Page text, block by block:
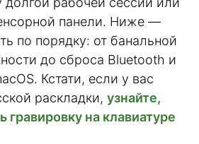
панели. Ниже —
по порядку: от банальной
до сброса Bluetooth и
Кстати, если у вас
раскладки, узнайте,
гравировку на клавиатуре